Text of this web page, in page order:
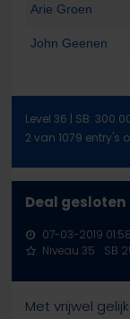
Arie Groen
John Geenen
Level 36 | SB:
2 van 1079 entry's
Deal gesloten
07-03-2019 01:58
Niveau 35
SB
Met vrijwel